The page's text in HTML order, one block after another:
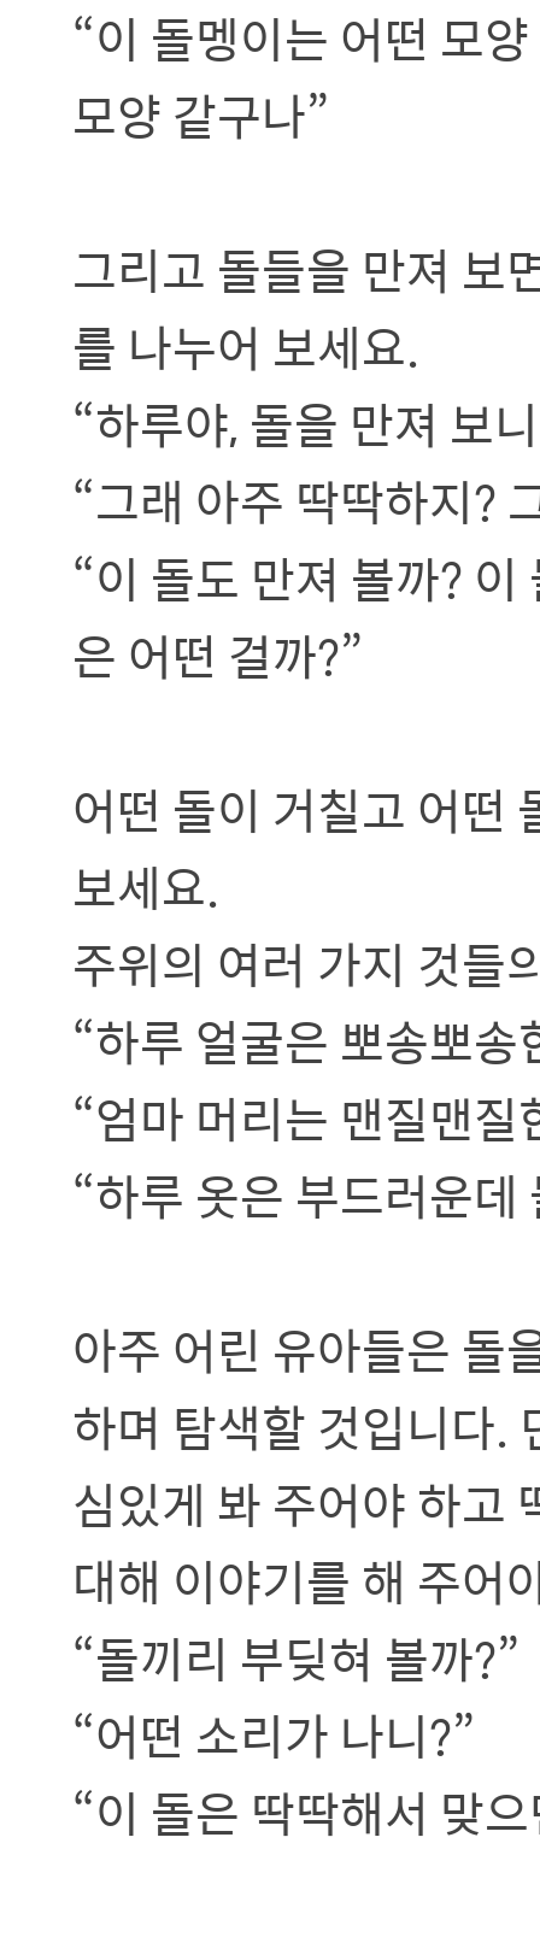
“이 돌멩이는 어떤 모
모양 같구나”
그리고 돌들을 만져 보
를 나누어 보세요.
“하루야, 돌을 만져 보
“그래 아주 딱딱하지?
“이 돌도 만져 볼까?
은 어떤 걸까?”
어떤 돌이 거칠고 어떤
보세요.
주위의 여러 가지 것들
“하루 얼굴은 뽀송뽀
“엄마 머리는 맨질맨
“하루 옷은 부드러운
아주 어린 유아들은 돌
하며 탐색할 것입니다.
심있게 봐 주어야 하고
대해 이야기를 해 주어
“돌끼리 부딪혀 볼까?”
“어떤 소리가 나니?”
“이 돌은 딱딱해서 맞